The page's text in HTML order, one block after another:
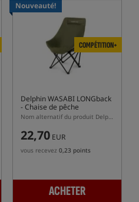
Nouveauté!
COMPÉTITION+
Delphin WASABI LONGback
- Chaise de pêche
Nom alternatif du produit Delphin WASABI LONGback – chaise de pêche avec dossier haut et appuie-tête
22,70 EUR
vous recevez 0,23 points
ACHETER